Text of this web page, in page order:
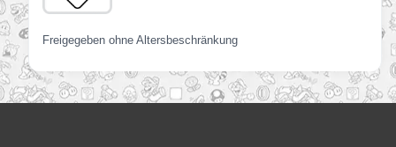
Freigegeben ohne Altersbeschränkung